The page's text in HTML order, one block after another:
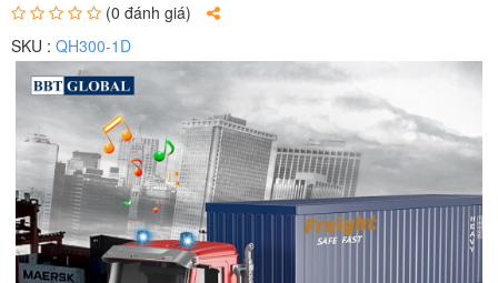
(0 đánh giá)
SKU : QH300-1D